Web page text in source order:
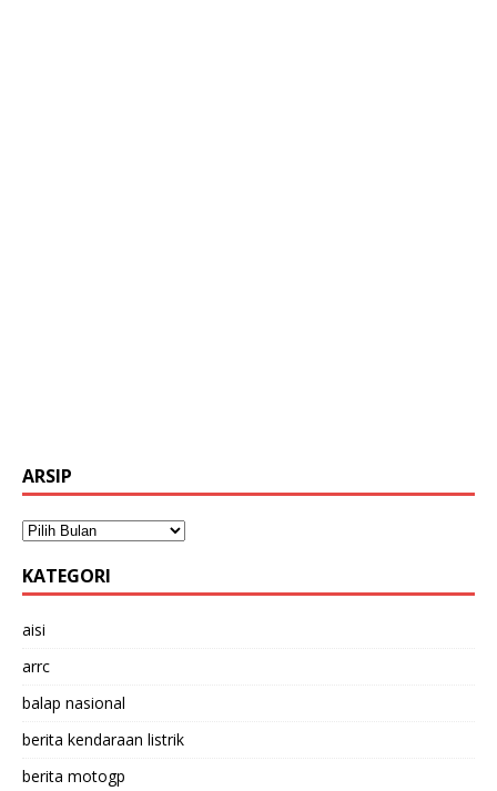
ARSIP
KATEGORI
aisi
arrc
balap nasional
berita kendaraan listrik
berita motogp